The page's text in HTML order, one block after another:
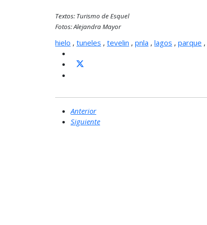
Textos: Turismo de Esquel
Fotos: Alejandra Mayor
hielo , tuneles , tevelin , pnla , lagos , parque ,
Anterior
Siguiente